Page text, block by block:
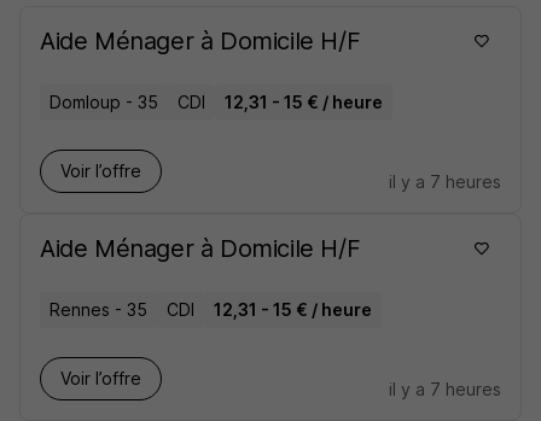
Aide Ménager à Domicile H/F
Domloup - 35 CDI 12,31 - 15 € / heure
Voir l’offre
il y a 7 heures
Aide Ménager à Domicile H/F
Rennes - 35 CDI 12,31 - 15 € / heure
Voir l’offre
il y a 7 heures